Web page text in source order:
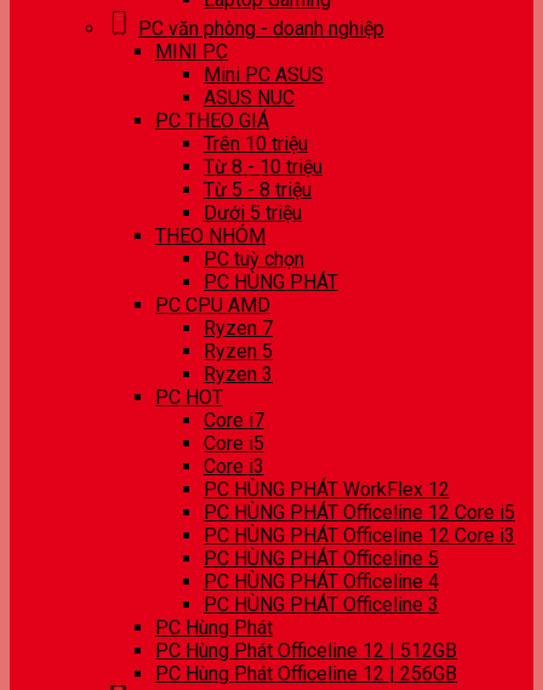
PC văn phòng - doanh nghiệp
MINI PC
Mini PC ASUS
ASUS NUC
PC THEO GIÁ
Trên 10 triệu
Từ 8 - 10 triệu
Từ 5 - 8 triệu
Dưới 5 triệu
THEO NHÓM
PC tuỳ chọn
PC HÙNG PHÁT
PC CPU AMD
Ryzen 7
Ryzen 5
Ryzen 3
PC HOT
Core i7
Core i5
Core i3
PC HÙNG PHÁT WorkFlex 12
PC HÙNG PHÁT Officeline 12 Core i5
PC HÙNG PHÁT Officeline 12 Core i3
PC HÙNG PHÁT Officeline 5
PC HÙNG PHÁT Officeline 4
PC HÙNG PHÁT Officeline 3
PC Hùng Phát
PC Hùng Phát Officeline 12 | 512GB
PC Hùng Phát Officeline 12 | 256GB